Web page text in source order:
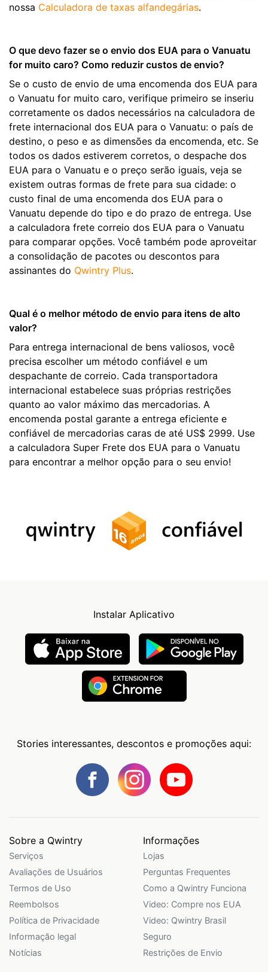
nossa Calculadora de taxas alfandegárias.
O que devo fazer se o envio dos EUA para o Vanuatu
for muito caro? Como reduzir custos de envio?
Se o custo de envio de uma encomenda dos EUA para
o Vanuatu for muito caro, verifique primeiro se inseriu
corretamente os dados necessários na calculadora de
frete internacional dos EUA para o Vanuatu: o país de
destino, o peso e as dimensões da encomenda, etc. Se
todos os dados estiverem corretos, o despache dos
EUA para o Vanuatu e o preço serão iguais, veja se
existem outras formas de frete para sua cidade: o
custo final de uma encomenda dos EUA para o
Vanuatu depende do tipo e do prazo de entrega. Use
a calculadora frete correio dos EUA para o Vanuatu
para comparar opções. Você também pode aproveitar
a consolidação de pacotes ou descontos para
assinantes do Qwintry Plus.
Qual é o melhor método de envio para itens de alto
valor?
Para entrega internacional de bens valiosos, você
precisa escolher um método confiável e um
despachante de correio. Cada transportadora
internacional estabelece suas próprias restrições
quanto ao valor máximo das mercadorias. A
encomenda postal garante a entrega eficiente e
confiável de mercadorias caras de até US$ 2999. Use
a calculadora Super Frete dos EUA para o Vanuatu
para encontrar a melhor opção para o seu envio!
Instalar Aplicativo
Stories interessantes, descontos e promoções aqui:
Sobre a Qwintry
Serviços
Avaliações de Usuários
Termos de Uso
Reembolsos
Política de Privacidade
Informação legal
Notícias
Informações
Lojas
Perguntas Frequentes
Como a Qwintry Funciona
Video: Compre nos EUA
Video: Qwintry Brasil
Seguro
Restrições de Envio